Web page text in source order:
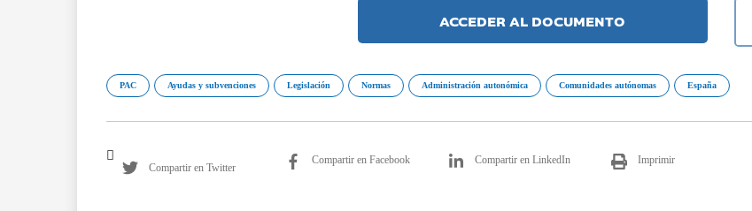
ACCEDER AL DOCUMENTO
PAC Ayudas y subvenciones Legislación Normas Administración autonómica Comunidades autónomas España
Compartir en Twitter
Compartir en Facebook Compartir en LinkedIn Imprimir